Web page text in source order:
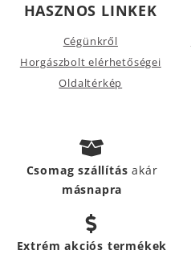
HASZNOS LINKEK
Cégünkről
Horgászbolt elérhetőségei
Oldaltérkép
Csomag szállításakár
másnapra
Extrém akciós termékek